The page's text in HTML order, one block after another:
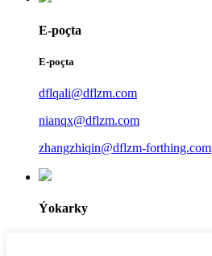
E-poçta
E-poçta
dflqali@dflzm.com
nianqx@dflzm.com
zhangzhiqin@dflzm-forthing.com
Ýokarky